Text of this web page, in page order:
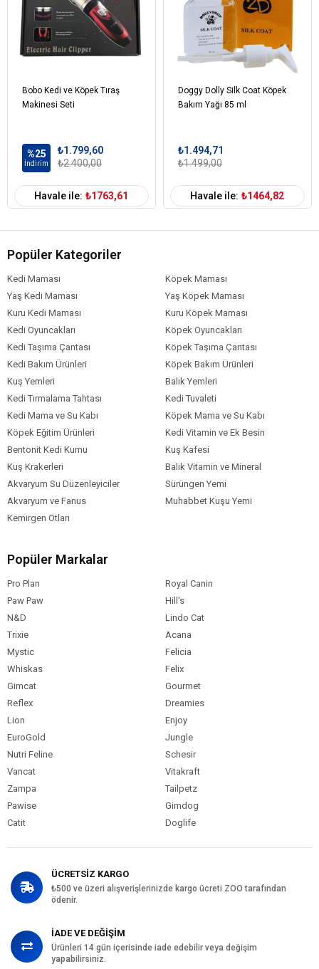
Bobo Kedi ve Köpek Tıraş
Makinesi Seti
%25
İndirim
₺1.799,60
₺2.400,00
Havale ile: ₺1763,61
Doggy Dolly Silk Coat Köpek
Bakım Yağı 85 ml
₺1.494,71
₺1.499,00
Havale ile: ₺1464,82
Popüler Kategoriler
Kedi Maması
Köpek Maması
Yaş Kedi Maması
Yaş Köpek Maması
Kuru Kedi Maması
Kuru Köpek Maması
Kedi Oyuncakları
Köpek Oyuncakları
Kedi Taşıma Çantası
Köpek Taşıma Çantası
Kedi Bakım Ürünleri
Köpek Bakım Ürünleri
Kuş Yemleri
Balık Yemleri
Kedi Tırmalama Tahtası
Kedi Tuvaleti
Kedi Mama ve Su Kabı
Köpek Mama ve Su Kabı
Köpek Eğitim Ürünleri
Kedi Vitamin ve Ek Besin
Bentonit Kedi Kumu
Kuş Kafesi
Kuş Krakerleri
Balık Vitamin ve Mineral
Akvaryum Su Düzenleyiciler
Sürüngen Yemi
Akvaryum ve Fanus
Muhabbet Kuşu Yemi
Kemirgen Otları
Popüler Markalar
Pro Plan
Royal Canin
Paw Paw
Hill's
N&D
Lindo Cat
Trixie
Acana
Mystic
Felicia
Whiskas
Felix
Gimcat
Gourmet
Reflex
Dreamies
Lion
Enjoy
EuroGold
Jungle
Nutri Feline
Schesir
Vancat
Vitakraft
Zampa
Tailpetz
Pawise
Gimdog
Catit
Doglife
ÜCRETSİZ KARGO
₺500 ve üzeri alışverişlerinizde kargo ücreti ZOO tarafından
ödenir.
İADE VE DEĞİŞİM
Ürünleri 14 gün içerisinde iade edebilir veya değişim
yapabilirsiniz.